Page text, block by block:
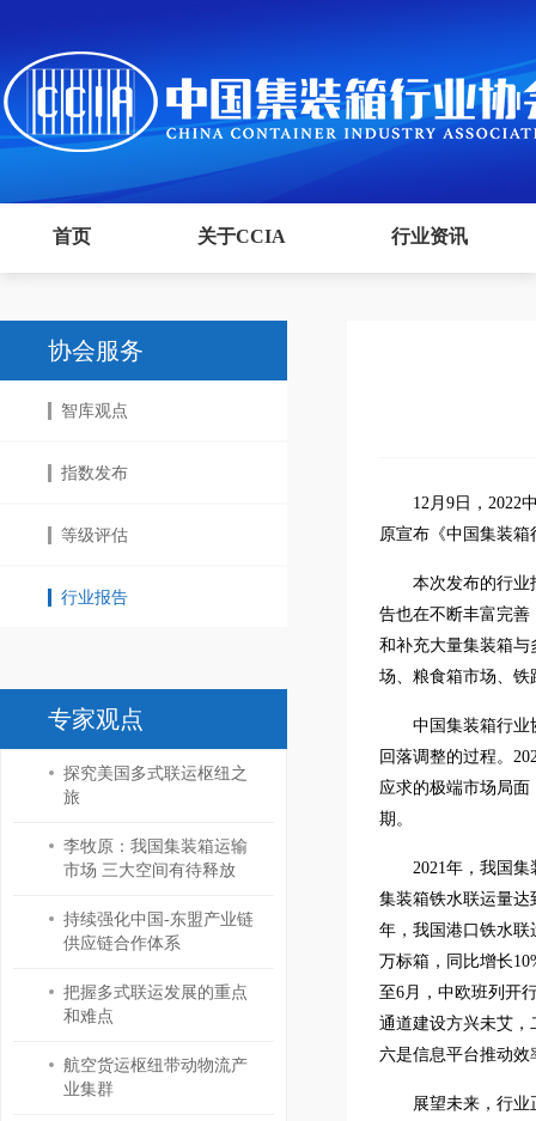
首页 关于CCIA 行业资讯
协会服务
智库观点
指数发布
等级评估
行业报告
专家观点
探究美国多式联运枢纽之
旅
李牧原：我国集装箱运输
市场 三大空间有待释放
持续强化中国-东盟产业链
供应链合作体系
把握多式联运发展的重点
和难点
航空货运枢纽带动物流产
业集群
12月9日，2022
原宣布《中国集装
本次发布的行业
告也在不断丰富完
和补充大量集装箱
场、粮食箱市场、
中国集装箱行业
回落调整的过程。
应求的极端市场局
期。
2021年，我国
集装箱铁水联运量达
年，我国港口铁水联
万标箱，同比增长
至6月，中欧班列开
通道建设方兴未艾，
六是信息平台推动效
展望未来，行